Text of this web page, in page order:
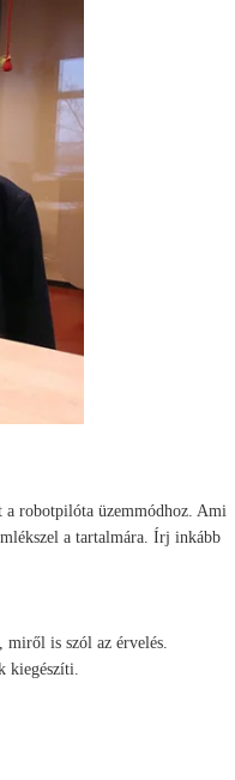
a robotpilóta üzemmódhoz. Ami
a tartalmára. Írj inkább
is szól az érvelés.
kiegészíti.